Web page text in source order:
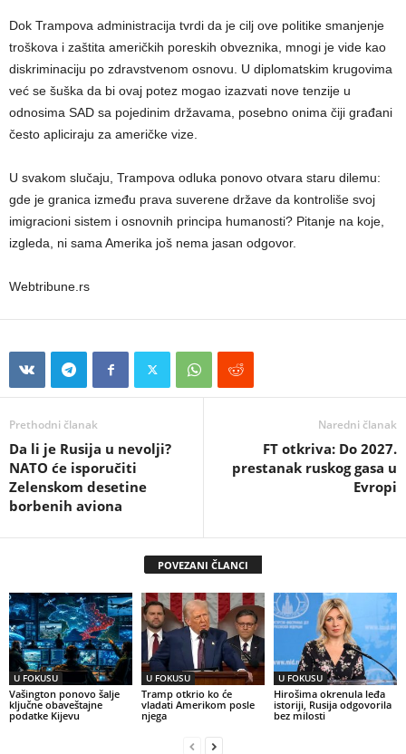
Dok Trampova administracija tvrdi da je cilj ove politike smanjenje
troškova i zaštita američkih poreskih obveznika, mnogi je vide kao
diskriminaciju po zdravstvenom osnovu. U diplomatskim krugovima
već se šuška da bi ovaj potez mogao izazvati nove tenzije u
odnosima SAD sa pojedinim državama, posebno onima čiji građani
često apliciraju za američke vize.
U svakom slučaju, Trampova odluka ponovo otvara staru dilemu:
gde je granica između prava suverene države da kontroliše svoj
imigracioni sistem i osnovnih principa humanosti? Pitanje na koje,
izgleda, ni sama Amerika još nema jasan odgovor.
Webtribune.rs
Prethodni članak
Da li je Rusija u nevolji?
NATO će isporučiti
Zelenskom desetine
borbenih aviona
Naredni članak
FT otkriva: Do 2027.
prestanak ruskog gasa u
Evropi
POVEZANI ČLANCI
U FOKUSU
Vašington ponovo šalje
ključne obaveštajne
podatke Kijevu
U FOKUSU
Tramp otkrio ko će
vladati Amerikom posle
njega
U FOKUSU
Hirošima okrenula leđa
istoriji, Rusija odgovorila
bez milosti